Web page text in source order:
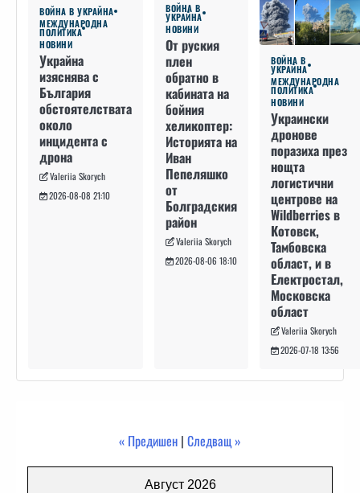
ВОЙНА В УКРАЙНА
МЕЖДУНАРОДНА
ПОЛИТИКА
НОВИНИ
Украйна
изяснява с
България
обстоятелствата
около
инцидента с
дрона
Valeriia Skorych
2026-08-08 21:10
ВОЙНА В
УКРАЙНА
НОВИНИ
От руския
плен
обратно в
кабината на
бойния
хеликоптер:
Историята на
Иван
Пепеляшко
от
Болградския
район
Valeriia Skorych
2026-08-06 18:10
ВОЙНА В
УКРАЙНА
МЕЖДУНАРОДНА
ПОЛИТИКА
НОВИНИ
Украински
дронове
поразиха през
нощта
логистични
центрове на
Wildberries в
Котовск,
Тамбовска
област, и в
Електростал,
Московска
област
Valeriia Skorych
2026-07-18 13:56
« Предишен | Следващ »
Август 2026